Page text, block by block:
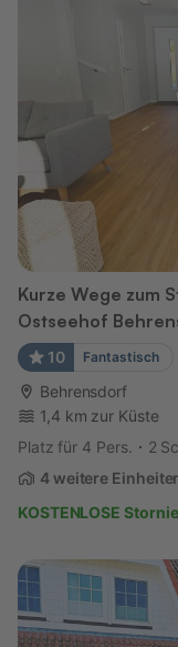
Kurze Wege zum
Ostseehof
10 Fantastisch
Behrensdorf
1,4 km zur Küste
Platz für 4 Pers.
2
4 weitere
KOSTENLOSE